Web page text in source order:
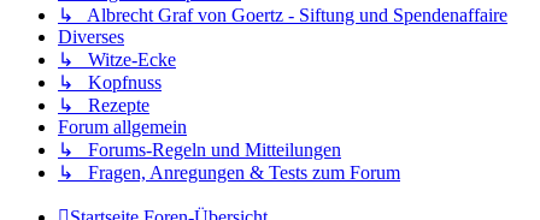
↳ Albrecht Graf von Goertz - Siftung und Spendenaffaire
Diverses
↳ Witze-Ecke
↳ Kopfnuss
↳ Rezepte
Forum allgemein
↳ Forums-Regeln und Mitteilungen
↳ Fragen, Anregungen & Tests zum Forum